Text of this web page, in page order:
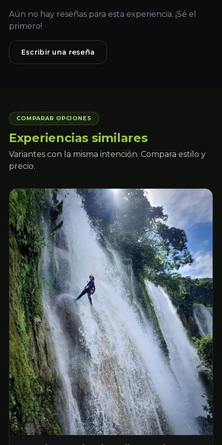
Aún no hay reseñas para esta experiencia. ¡Sé el
primero!
Escribir una reseña
COMPARAR OPCIONES
Experiencias similares
Variantes con la misma intención. Compara estilo y
precio.